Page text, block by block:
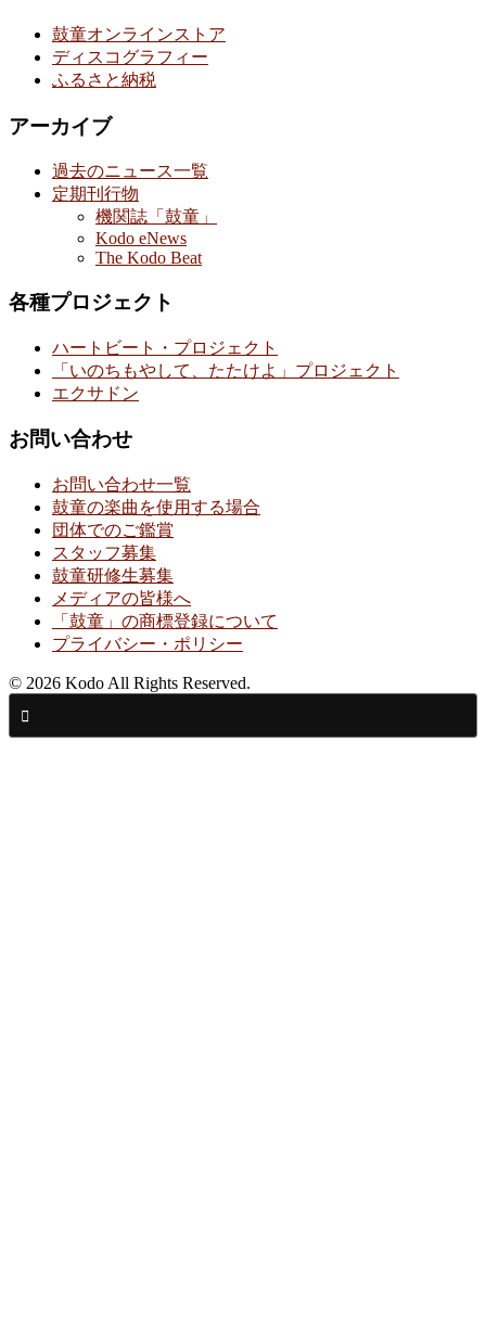
鼓童オンラインストア
ディスコグラフィー
ふるさと納税
アーカイブ
過去のニュース一覧
定期刊行物
機関誌「鼓童」
Kodo eNews
The Kodo Beat
各種プロジェクト
ハートビート・プロジェクト
「いのちもやして、たたけよ」プロジェクト
エクサドン
お問い合わせ
お問い合わせ一覧
鼓童の楽曲を使用する場合
団体でのご鑑賞
スタッフ募集
鼓童研修生募集
メディアの皆様へ
「鼓童」の商標登録について
プライバシー・ポリシー
© 2026 Kodo All Rights Reserved.